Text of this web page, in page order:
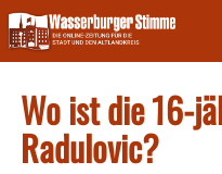
Skip
to
content
Wo ist die 16-
Radulovic?